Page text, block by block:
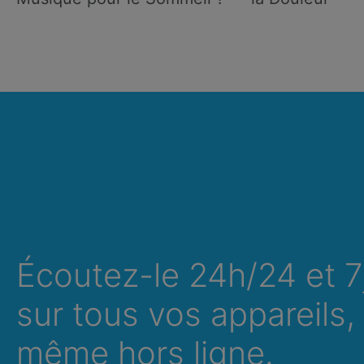
Écoutez-le 24h/24 et
sur tous vos appareils,
même hors ligne.